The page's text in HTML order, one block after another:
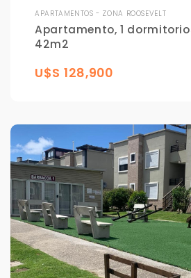
APARTAMENTOS - ZONA ROOSEVELT
Apartamento, 1
42m2
U$S 128,900
más rápido.